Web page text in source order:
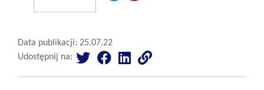
Data publikacji: 25.07.22
Udostępnij na: